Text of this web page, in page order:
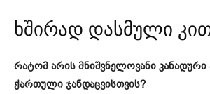
ხშირად დასმული
რატომ არის მნიშვნელოვანი კანადური
ქართული ჯანდაცვისთვის?